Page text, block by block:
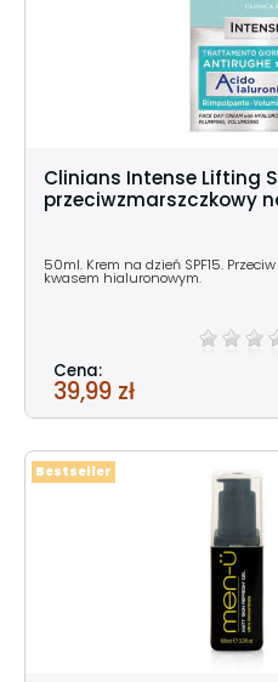
Clinians Intense Lifting
przeciwzmarszczkowy
50ml. Krem na dzień SPF15.
kwasem hialuronowym.
Cena:
39,99 zł
Bestseller